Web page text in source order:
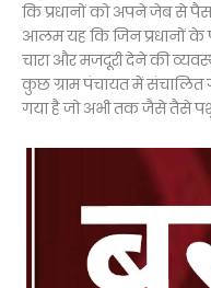
कि प्रधानों को अपने जेब से
आलम यह कि जिन प्रधानों
चारा और मजदूरी देने की
कुछ ग्राम पंचायत में संचालित
गया है जो अभी तक जैसे तैसे